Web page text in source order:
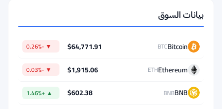
والتواصل
الإنترنت
وdApps
وإدارة
الاستخدام.
بيانات السوق
Bitcoin
BTC
$64,771.91
▼ -0.26%
Ethereum
ETH
$1,915.06
▼ -0.03%
BNB
BNB
$602.38
▲ +1.46%